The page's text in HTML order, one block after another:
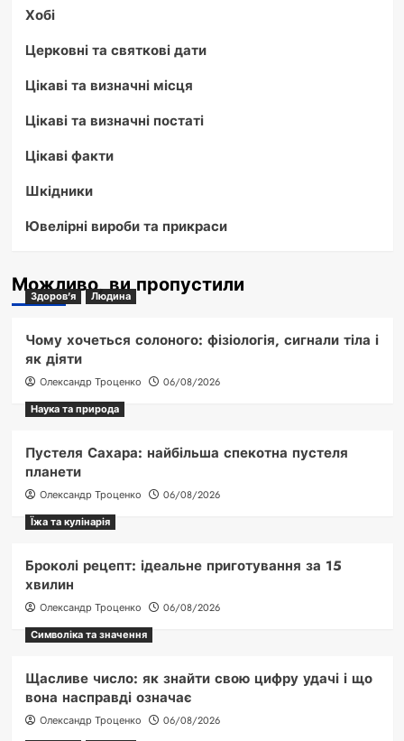
Хобі
Церковні та святкові дати
Цікаві та визначні місця
Цікаві та визначні постаті
Цікаві факти
Шкідники
Ювелірні вироби та прикраси
Можливо, ви пропустили
Здоров'я Людина
Чому хочеться солоного: фізіологія, сигнали тіла і
як діяти
Олександр Троценко
06/08/2026
Наука та природа
Пустеля Сахара: найбільша спекотна пустеля
планети
Олександр Троценко
06/08/2026
Їжа та кулінарія
Броколі рецепт: ідеальне приготування за 15
хвилин
Олександр Троценко
06/08/2026
Символіка та значення
Щасливе число: як знайти свою цифру удачі і що
вона насправді означає
Олександр Троценко
06/08/2026